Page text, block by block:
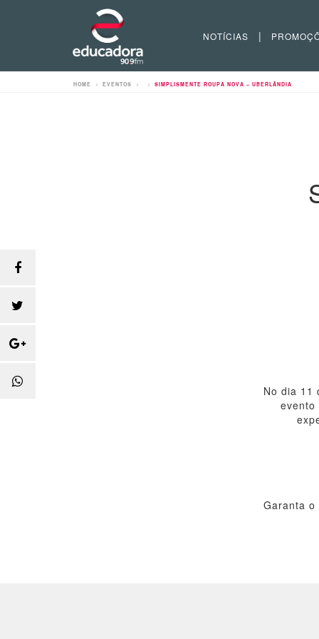
NOTÍCIAS |
HOME > EVENTOS > > SIMPLISMENTE ROUPA NOVA – UBERLÂNDIA
No dia 11
evento
Garanta